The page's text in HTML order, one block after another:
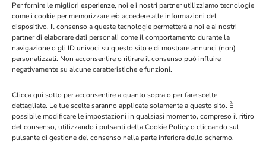
Per fornire le migliori esperienze, noi e i nostri partner utilizziamo tecnologie
come i cookie per memorizzare e/o accedere alle informazioni del
dispositivo. Il consenso a queste tecnologie permetterà a noi e ai nostri
partner di elaborare dati personali come il comportamento durante la
navigazione o gli ID univoci su questo sito e di mostrare annunci (non)
personalizzati. Non acconsentire o ritirare il consenso può influire
negativamente su alcune caratteristiche e funzioni.
Clicca qui sotto per acconsentire a quanto sopra o per fare scelte
dettagliate. Le tue scelte saranno applicate solamente a questo sito. È
possibile modificare le impostazioni in qualsiasi momento, compreso il ritiro
del consenso, utilizzando i pulsanti della Cookie Policy o cliccando sul
pulsante di gestione del consenso nella parte inferiore dello schermo.
WHATSENDER>CARRELLO
[woocommerce_cart]